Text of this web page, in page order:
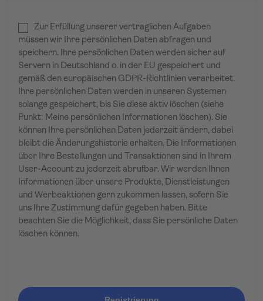
Zur Erfüllung unserer vertraglichen Aufgaben
müssen wir Ihre persönlichen Daten abfragen und
speichern. Ihre persönlichen Daten werden sicher auf
Servern in Deutschland o. in der EU gespeichert und
gemäß den europäischen GDPR-Richtlinien verarbeitet.
Ihre persönlichen Daten werden in unseren Systemen
solange gespeichert, bis Sie diese aktiv löschen (siehe
Punkt: Meine persönlichen Informationen löschen). Sie
können Ihre persönlichen Daten jederzeit ändern, dabei
bleibt die Änderungshistorie erhalten. Die Informationen
über Ihre Bestellungen und Transaktionen sind in Ihrem
User-Account zu jederzeit abrufbar. Wir werden Ihnen
Informationen über unsere Produkte, Dienstleistungen
und Werbeaktionen gern zukommen lassen, sofern Sie
uns Ihre Zustimmung dafür gegeben haben. Bitte
beachten Sie die Möglichkeit, dass Sie persönliche Daten
löschen können.